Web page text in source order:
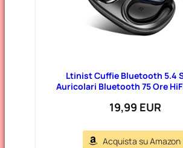
Ltinist Cuffie Bluetooth 5.4
Auricolari Bluetooth 75 Ore
19,99 EUR
Acquista su Amazon